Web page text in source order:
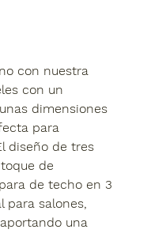
con nuestra
con un
dimensiones
para
diseño de tres
de
de techo en 3
para salones,
una